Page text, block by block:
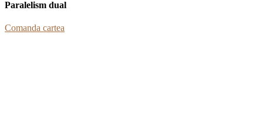
Paralelism dual
Comanda cartea